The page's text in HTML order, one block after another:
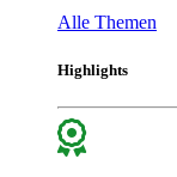
Alle Themen
Highlights